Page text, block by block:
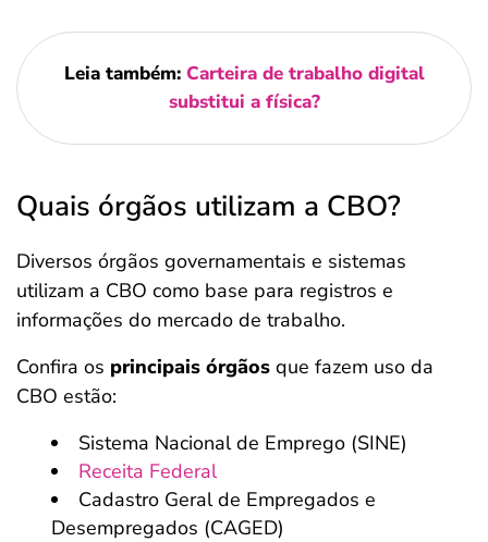
Leia também: Carteira de trabalho digital
substitui a física?
Quais órgãos utilizam a CBO?
Diversos órgãos governamentais e sistemas
utilizam a CBO como base para registros e
informações do mercado de trabalho.
Confira os principais órgãos que fazem uso da
CBO estão:
Sistema Nacional de Emprego (SINE)
Receita Federal
Cadastro Geral de Empregados e
Desempregados (CAGED)